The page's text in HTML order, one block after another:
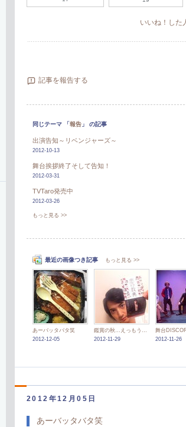
いいね！した
記事を報告する
同じテーマ 「報告 」 の記事
出演告知～リベンジャーズ～
2012-10-13
舞台挨拶終了そして告知！
2012-03-31
TVTaro発売中
2012-03-26
もっと見る >>
最近の画像つき記事 もっと見る >>
あーバッタバタ笑
2012-12-05
鑑賞の秋…えっもう冬？
2012-11-29
舞台
2012-11-26
2012年12月05日
あーバッタバタ笑